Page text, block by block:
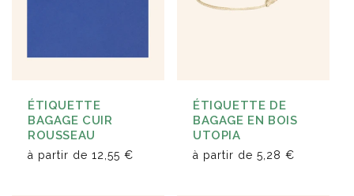
ÉTIQUETTE
BAGAGE CUIR
ROUSSEAU
à partir de 12,55 €
ÉTIQUETTE DE
BAGAGE EN BOIS
UTOPIA
à partir de 5,28 €